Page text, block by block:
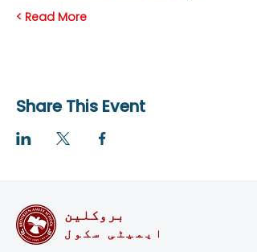
Read More >
Share This Event
بروکلین
ایمیٹی سکول